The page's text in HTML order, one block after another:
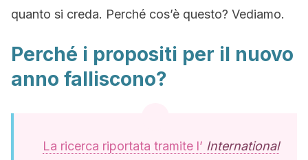
quanto si creda. Perché cos’è questo? Vediamo.
Perché i propositi per il nuovo
anno falliscono?
La ricerca riportata tramite l’ International